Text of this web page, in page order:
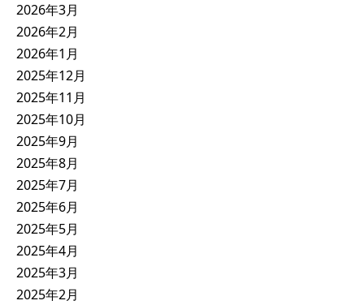
2026年3月
2026年2月
2026年1月
2025年12月
2025年11月
2025年10月
2025年9月
2025年8月
2025年7月
2025年6月
2025年5月
2025年4月
2025年3月
2025年2月